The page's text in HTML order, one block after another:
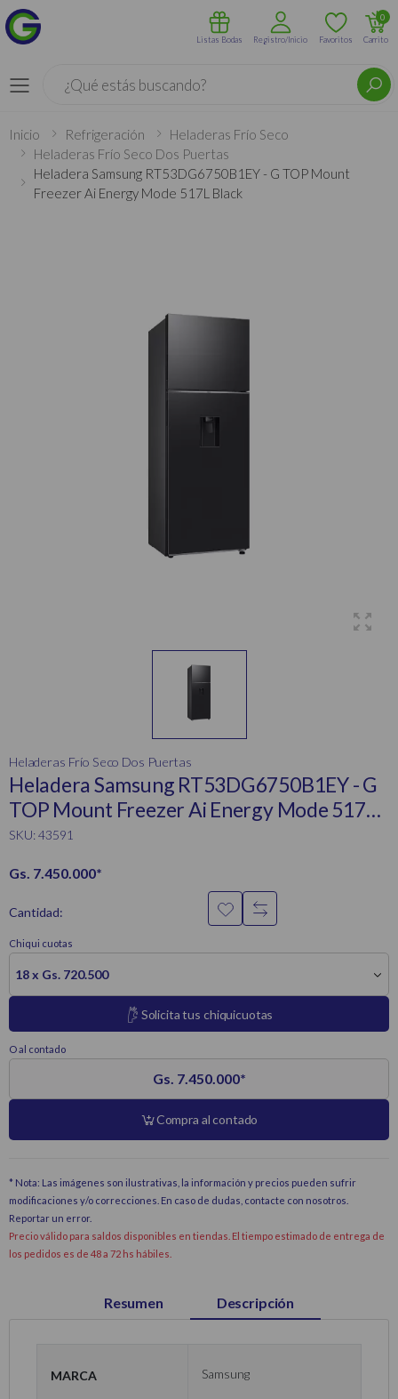
Menú
Listas Bodas Registro/Inicio Favoritos Carrito
0
Inicio Refrigeración
Heladeras Frío Seco
Heladeras Frío Seco Dos Puertas
Heladera Samsung RT53DG6750B1EY - G TOP Mount
Freezer Ai Energy Mode 517L Black
Heladeras Frío Seco Dos Puertas
Heladera Samsung RT53DG6750B1EY - G
TOP Mount Freezer Ai Energy Mode 517L
Black
SKU: 43591
Gs. 7.450.000*
Cantidad:
Chiqui cuotas
18 x Gs. 720.500
Solicita tus chiquicuotas
O al contado
Gs. 7.450.000*
Compra al contado
* Nota: Las imágenes son ilustrativas, la información y precios pueden sufrir
modificaciones y/o correcciones. En caso de dudas, contacte con nosotros.
Reportar un error.
Precio válido para saldos disponibles en tiendas. El tiempo estimado de entrega de
los pedidos es de 48 a 72 hs hábiles.
Resumen Descripción
Marca Samsung